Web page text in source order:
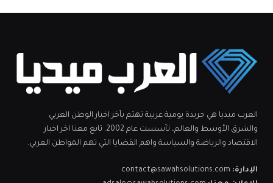
العرب ميديا هي جريدة يومية عربية تهتم بآخر اخبار الوطن العربي
والشرق الأوسط والعالم، تأسست عام 2002. تابع معنا اخر اخبار
الاقتصاد والرياضة والسياسة واهم القضايا التي تهم المواطن العربي.
الإدارة: contact@sawahsolutions.com